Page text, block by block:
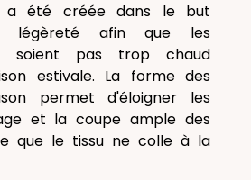
a été créée dans le but
légèreté afin que les
soient pas trop chaud
estivale. La forme des
permet d'éloigner les
et la coupe ample des
que le tissu ne colle à la